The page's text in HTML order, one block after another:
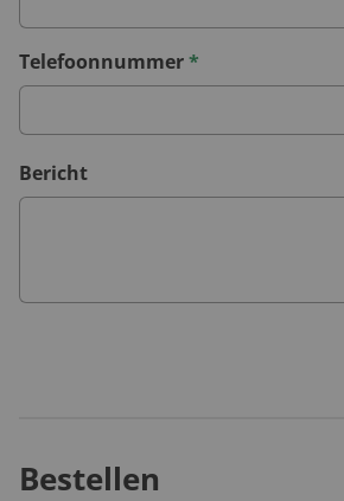
Telefoonnummer*
Bericht
Bestellen